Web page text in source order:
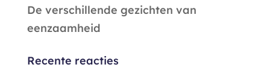
De verschillende gezichten van
eenzaamheid
Recente reacties